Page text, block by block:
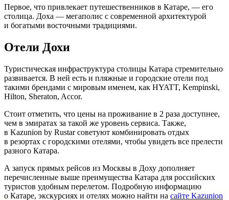
Первое, что привлекает путешественников в Катаре, — его
столица. Доха — мегаполис с современной архитектурой
и богатыми восточными традициями.
Отели Дохи
Туристическая инфраструктура столицы Катара стремительно
развивается. В ней есть и пляжные и городские отели под
такими брендами с мировым именем, как HYATT, Kempinski,
Hilton, Sheraton, Accor.
Стоит отметить, что цены на проживание в 2 раза доступнее,
чем в эмиратах за такой же уровень сервиса. Также,
в Kazunion by Rustar советуют комбинировать отдых
в резортах с городскими отелями, чтобы увидеть все прелести
разного Катара.
А запуск прямых рейсов из Москвы в Доху дополняет
перечисленные выше преимущества Катара для российских
туристов удобным перелетом. Подробную информацию
о Катаре, экскурсиях и отелях можно найти на сайте Kazunion